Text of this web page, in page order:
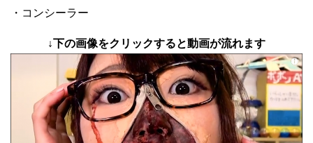
・コンシーラー
↓下の画像をクリックすると動画が流れます